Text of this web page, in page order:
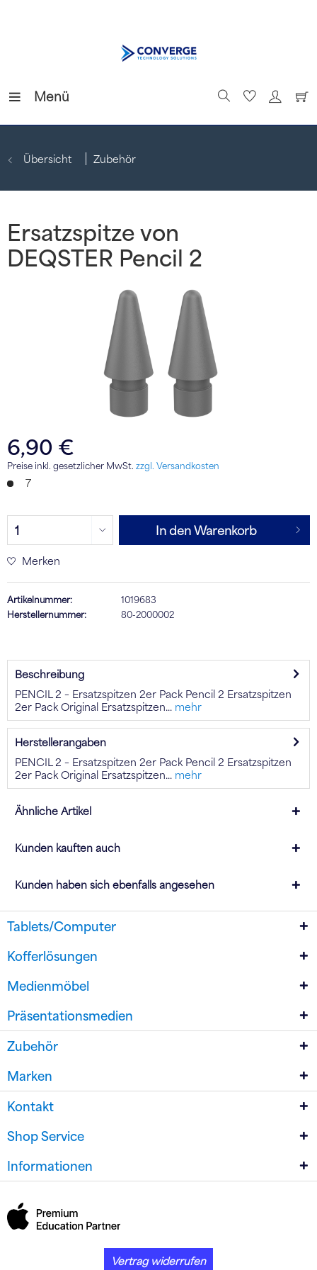
Menü
Übersicht Zubehör
Ersatzspitze von
DEQSTER Pencil 2
6,90 €
Preise inkl. gesetzlicher MwSt. zzgl. Versandkosten
7
In den Warenkorb
Merken
Artikelnummer:
1019683
Herstellernummer:
80-2000002
Beschreibung
PENCIL 2 – Ersatzspitzen 2er Pack Pencil 2 Ersatzspitzen
2er Pack Original Ersatzspitzen...
mehr
Herstellerangaben
PENCIL 2 – Ersatzspitzen 2er Pack Pencil 2 Ersatzspitzen
2er Pack Original Ersatzspitzen...
mehr
Ähnliche Artikel
Kunden kauften auch
Kunden haben sich ebenfalls angesehen
Tablets/Computer
Kofferlösungen
Medienmöbel
Präsentationsmedien
Zubehör
Marken
Kontakt
Shop Service
Informationen
Vertrag widerrufen